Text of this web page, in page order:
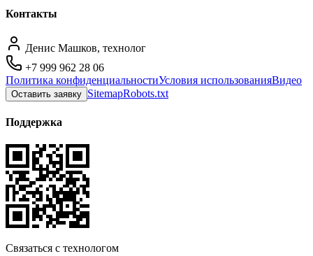
Контакты
Денис Машков, технолог
+7 999 962 28 06
Политика конфиденциальностиУсловия использованияВидео
Оставить заявку SitemapRobots.txt
Поддержка
Связаться с технологом